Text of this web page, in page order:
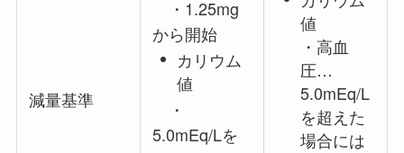
減量基準
・1.25mg
から開始
カリウム
値
・
5.0mEq/Lを
値
・高血
圧…
5.0mEq/L
を超えた
場合には